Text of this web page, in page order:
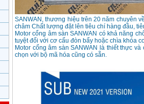
SANWAN, thương hiệu trên 20 năm chuyên
châm Chất lượng đặt lên tiêu chí hàng đầu,
Motor cổng âm sàn SANWAN có khả năng
tuyệt đối với cơ cấu đòn bẩy hoặc chìa khóa
Motor cổng âm sàn SANWAN là thiết thực
chọn với bộ mã hóa cũng có sẵn.